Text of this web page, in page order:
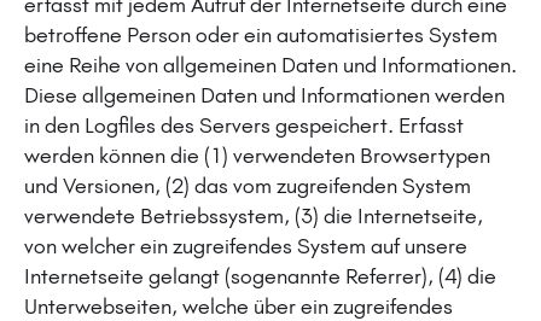
betroffene Person oder ein automatisiertes System
eine Reihe von allgemeinen Daten und Informationen.
Diese allgemeinen Daten und Informationen werden
in den Logfiles des Servers gespeichert. Erfasst
werden können die (1) verwendeten Browsertypen
und Versionen, (2) das vom zugreifenden System
verwendete Betriebssystem, (3) die Internetseite,
von welcher ein zugreifendes System auf unsere
Internetseite gelangt (sogenannte Referrer), (4) die
Unterwebseiten, welche über ein zugreifendes